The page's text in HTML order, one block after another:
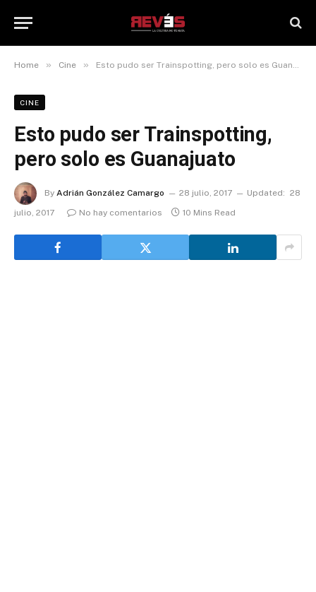
Home » Cine » Esto pudo ser Trainspotting, pero solo es Guanajuato
CINE
Esto pudo ser Trainspotting,
pero solo es Guanajuato
By Adrián González Camargo 28 julio, 2017 Updated: 28
julio, 2017
No hay comentarios 10 Mins Read